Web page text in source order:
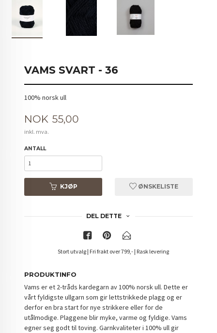
VAMS SVART - 36
100% norsk ull
Pris
NOK 55,00
inkl. mva.
ANTALL
KJØP ØNSKELISTE
DEL DETTE
Stort utvalg | Fri frakt over 799,- | Rask levering
PRODUKTINFO
Vams er et 2-tråds kardegarn av 100% norsk ull. Dette er
vårt fyldigste ullgarn som gir lettstrikkede plagg og er
derfor en bra start for nye strikkere eller for de
utålmodige. Plaggene blir myke, varme og fyldige. Vams
egner seg godt til toving. Garnkvaliteter i 100% ull gir